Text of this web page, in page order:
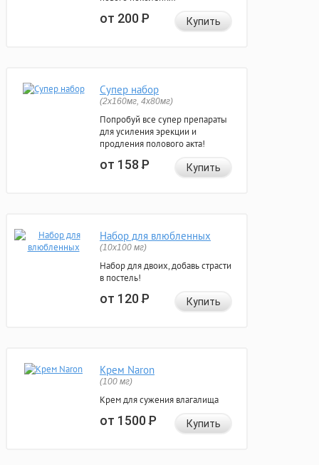
от 200Р Купить
Супер набор
(2х160мг, 4х80мг)
Попробуй все супер препараты
для усиления эрекции и
продления полового акта!
от 158Р Купить
Набор для влюбленных
(10х100 мг)
Набор для двоих, добавь страсти
в постель!
от 120Р Купить
Крем Naron
(100 мг)
Крем для сужения влагалища
от 1500Р Купить